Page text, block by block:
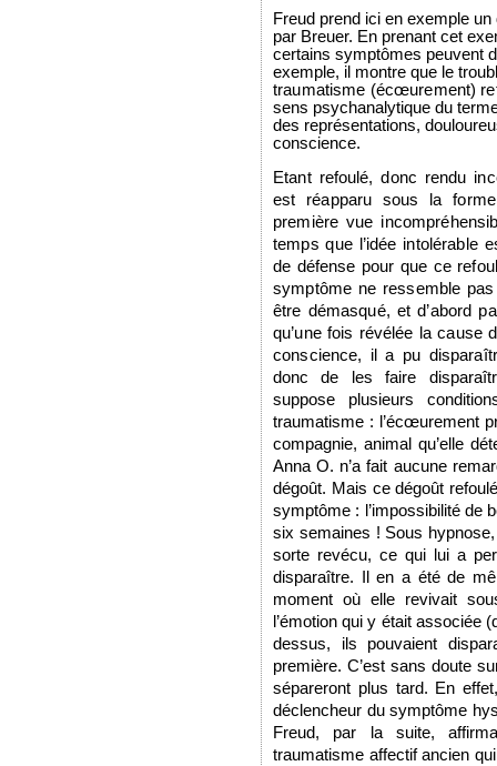
Freud prend ici en exemple
par Breuer. En prenant cet
certains symptômes peuvent
exemple, il montre que le
traumatisme (écœurement)
sens psychanalytique du
des représentations,
conscience.
Etant refoulé, donc rendu
est réapparu sous la
première vue
temps que l’idée intolérable
de défense pour que ce
symptôme ne ressemble
être démasqué, et d’abord
qu’une fois révélée la cause
conscience, il a pu
donc de les faire
suppose plusieurs
traumatisme : l’écœurement
compagnie, animal qu’elle
Anna O. n’a fait aucune
dégoût. Mais ce dégoût
symptôme : l’impossibilité de
six semaines ! Sous hypnose,
sorte revécu, ce qui lui a
disparaître. Il en a été de
moment où elle revivait
l’émotion qui y était associée
dessus, ils pouvaient
première. C’est sans doute
sépareront plus tard. En
déclencheur du symptôme
Freud, par la suite,
traumatisme affectif ancien